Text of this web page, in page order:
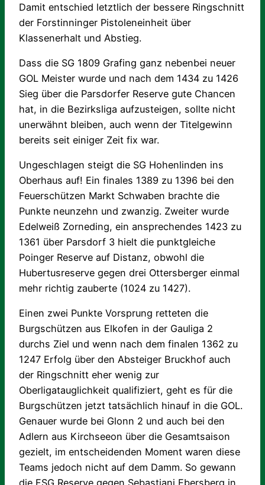
Damit entschied letztlich der bessere Ringschnitt
der Forstinninger Pistoleneinheit über
Klassenerhalt und Abstieg.
Dass die SG 1809 Grafing ganz nebenbei neuer
GOL Meister wurde und nach dem 1434 zu 1426
Sieg über die Parsdorfer Reserve gute Chancen
hat, in die Bezirksliga aufzusteigen, sollte nicht
unerwähnt bleiben, auch wenn der Titelgewinn
bereits seit einiger Zeit fix war.
Ungeschlagen steigt die SG Hohenlinden ins
Oberhaus auf! Ein finales 1389 zu 1396 bei den
Feuerschützen Markt Schwaben brachte die
Punkte neunzehn und zwanzig. Zweiter wurde
Edelweiß Zorneding, ein ansprechendes 1423 zu
1361 über Parsdorf 3 hielt die punktgleiche
Poinger Reserve auf Distanz, obwohl die
Hubertusreserve gegen drei Ottersberger einmal
mehr richtig zauberte (1024 zu 1427).
Einen zwei Punkte Vorsprung retteten die
Burgschützen aus Elkofen in der Gauliga 2
durchs Ziel und wenn nach dem finalen 1362 zu
1247 Erfolg über den Absteiger Bruckhof auch
der Ringschnitt eher wenig zur
Oberligatauglichkeit qualifiziert, geht es für die
Burgschützen jetzt tatsächlich hinauf in die GOL.
Genauer wurde bei Glonn 2 und auch bei den
Adlern aus Kirchseeon über die Gesamtsaison
gezielt, im entscheidenden Moment waren diese
Teams jedoch nicht auf dem Damm. So gewann